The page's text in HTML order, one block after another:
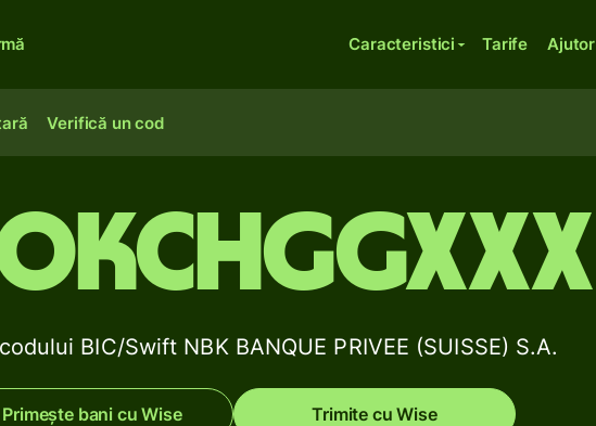
Caracteristici Tarife Ajutor
Verifică un cod
BIC/Swift NBK BANQUE PRIVEE (SUISSE) S.A.
Primește bani cu Wise Trimite cu Wise